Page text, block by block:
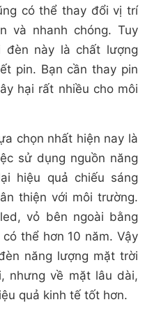
có thể thay đổi vị trí
và nhanh chóng. Tuy
đèn này là chất lượng
pin. Bạn cần thay pin
hại rất nhiều cho môi
chọn nhất hiện nay là
sử dụng nguồn năng
hiệu quả chiếu sáng
thiện với môi trường.
vỏ bên ngoài bằng
thể hơn 10 năm. Vậy
năng lượng mặt trời
nhưng về mặt lâu dài,
quả kinh tế tốt hơn.